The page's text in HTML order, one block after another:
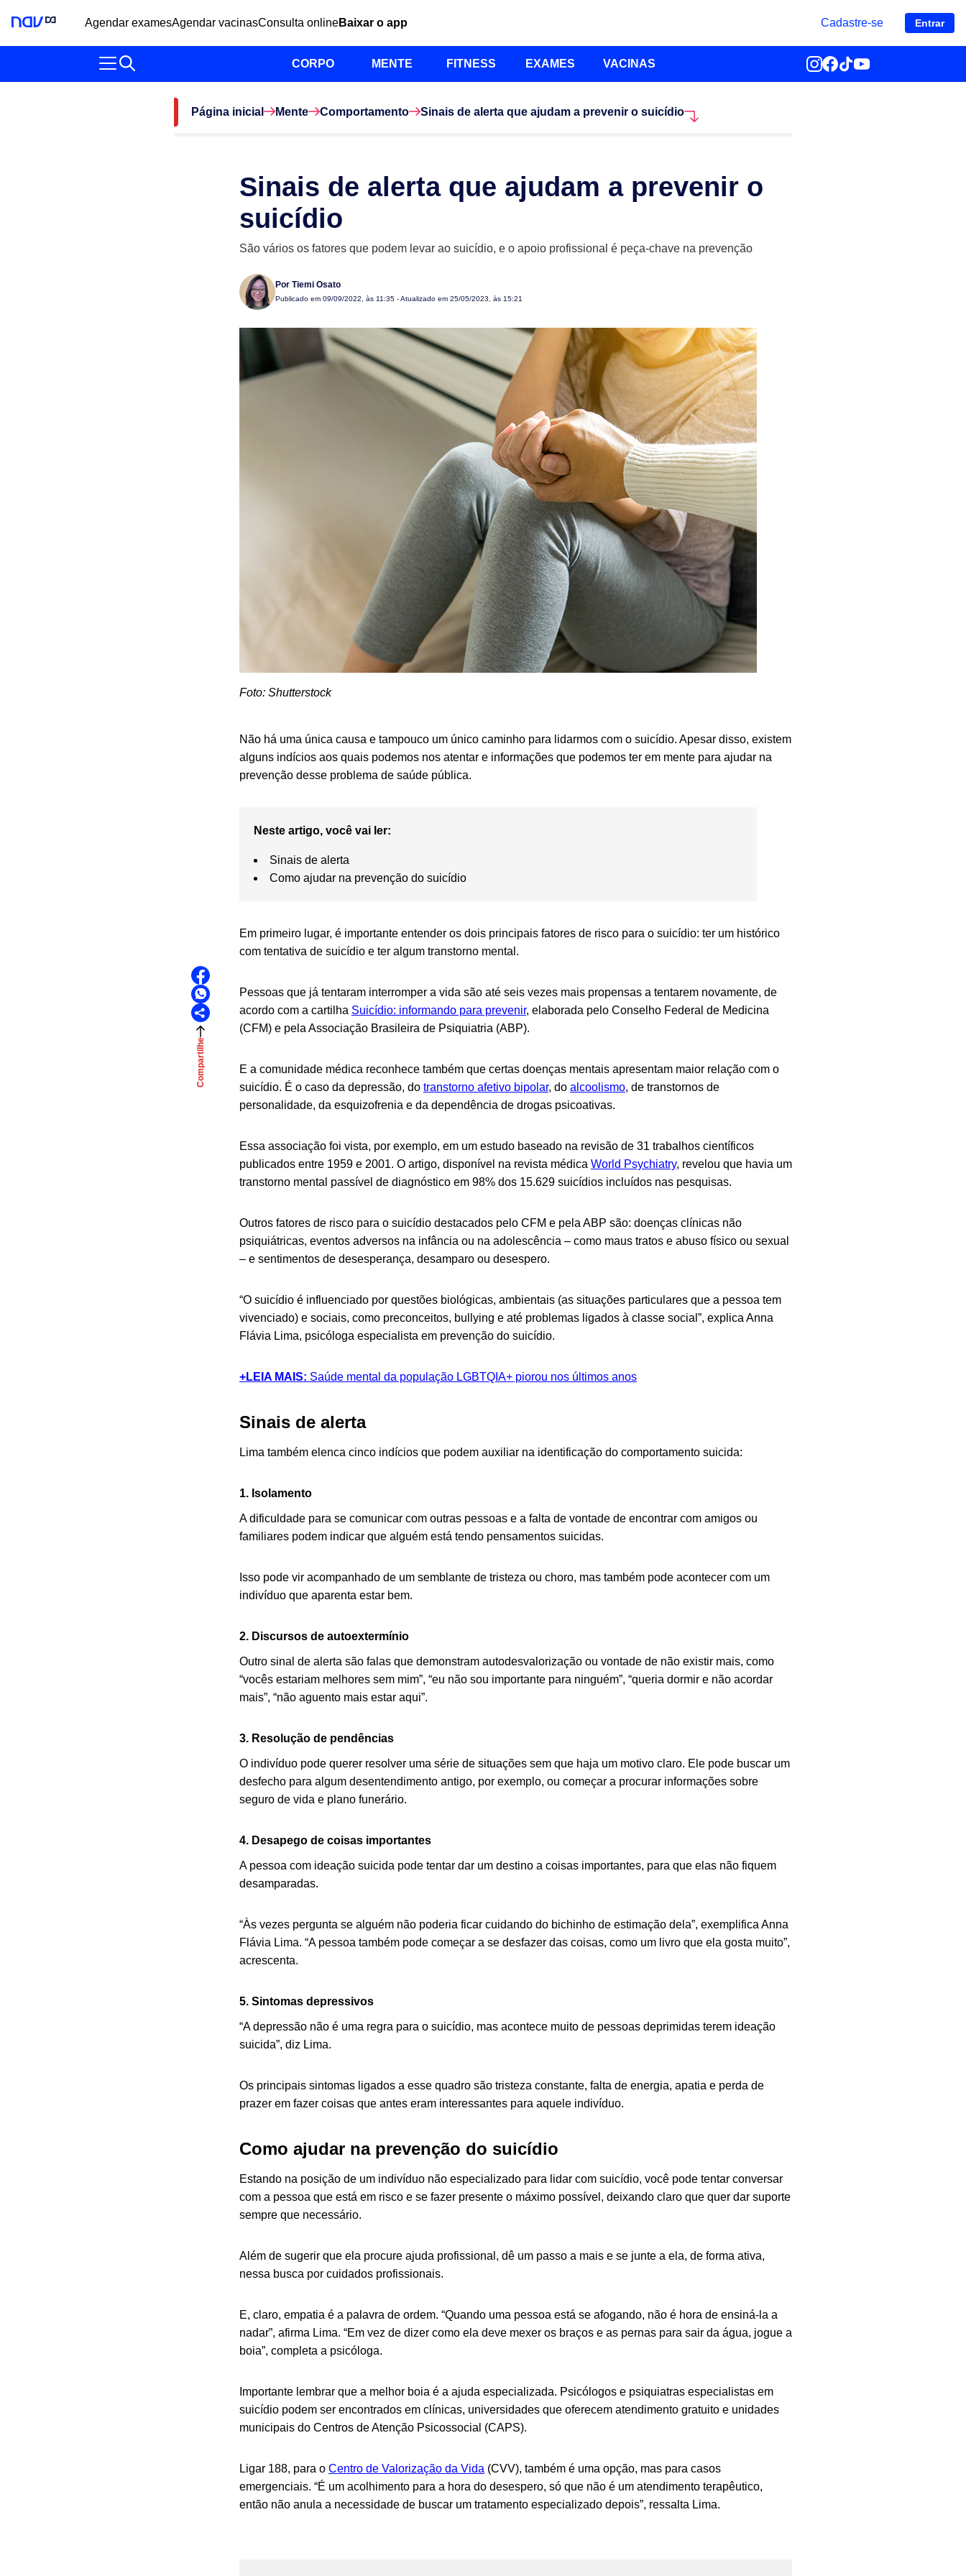
Agendar examesAgendar vacinasConsulta onlineBaixar o app Cadastre-se Entrar
CORPO MENTE FITNESS EXAMES VACINAS
Página inicial Mente Comportamento Sinais de alerta que ajudam a prevenir o suicídio
Compartilhe
Sinais de alerta que ajudam a prevenir o
suicídio
São vários os fatores que podem levar ao suicídio, e o apoio profissional é peça-chave na prevenção
Por Tiemi Osato
Publicado em 09/09/2022, às 11:35 - Atualizado em 25/05/2023, às 15:21
Foto: Shutterstock
Não há uma única causa e tampouco um único caminho para lidarmos com o suicídio. Apesar disso, existem
alguns indícios aos quais podemos nos atentar e informações que podemos ter em mente para ajudar na
prevenção desse problema de saúde pública.
Neste artigo, você vai ler:
Sinais de alerta
Como ajudar na prevenção do suicídio
Em primeiro lugar, é importante entender os dois principais fatores de risco para o suicídio: ter um histórico
com tentativa de suicídio e ter algum transtorno mental.
Pessoas que já tentaram interromper a vida são até seis vezes mais propensas a tentarem novamente, de
acordo com a cartilha Suicídio: informando para prevenir, elaborada pelo Conselho Federal de Medicina
(CFM) e pela Associação Brasileira de Psiquiatria (ABP).
E a comunidade médica reconhece também que certas doenças mentais apresentam maior relação com o
suicídio. É o caso da depressão, do transtorno afetivo bipolar, do alcoolismo, de transtornos de
personalidade, da esquizofrenia e da dependência de drogas psicoativas.
Essa associação foi vista, por exemplo, em um estudo baseado na revisão de 31 trabalhos científicos
publicados entre 1959 e 2001. O artigo, disponível na revista médica World Psychiatry, revelou que havia um
transtorno mental passível de diagnóstico em 98% dos 15.629 suicídios incluídos nas pesquisas.
Outros fatores de risco para o suicídio destacados pelo CFM e pela ABP são: doenças clínicas não
psiquiátricas, eventos adversos na infância ou na adolescência – como maus tratos e abuso físico ou sexual
– e sentimentos de desesperança, desamparo ou desespero.
“O suicídio é influenciado por questões biológicas, ambientais (as situações particulares que a pessoa tem
vivenciado) e sociais, como preconceitos, bullying e até problemas ligados à classe social”, explica Anna
Flávia Lima, psicóloga especialista em prevenção do suicídio.
+LEIA MAIS: Saúde mental da população LGBTQIA+ piorou nos últimos anos
Sinais de alerta
Lima também elenca cinco indícios que podem auxiliar na identificação do comportamento suicida:
1. Isolamento
A dificuldade para se comunicar com outras pessoas e a falta de vontade de encontrar com amigos ou
familiares podem indicar que alguém está tendo pensamentos suicidas.
Isso pode vir acompanhado de um semblante de tristeza ou choro, mas também pode acontecer com um
indivíduo que aparenta estar bem.
2. Discursos de autoextermínio
Outro sinal de alerta são falas que demonstram autodesvalorização ou vontade de não existir mais, como
“vocês estariam melhores sem mim”, “eu não sou importante para ninguém”, “queria dormir e não acordar
mais”, “não aguento mais estar aqui”.
3. Resolução de pendências
O indivíduo pode querer resolver uma série de situações sem que haja um motivo claro. Ele pode buscar um
desfecho para algum desentendimento antigo, por exemplo, ou começar a procurar informações sobre
seguro de vida e plano funerário.
4. Desapego de coisas importantes
A pessoa com ideação suicida pode tentar dar um destino a coisas importantes, para que elas não fiquem
desamparadas.
“Às vezes pergunta se alguém não poderia ficar cuidando do bichinho de estimação dela”, exemplifica Anna
Flávia Lima. “A pessoa também pode começar a se desfazer das coisas, como um livro que ela gosta muito”,
acrescenta.
5. Sintomas depressivos
“A depressão não é uma regra para o suicídio, mas acontece muito de pessoas deprimidas terem ideação
suicida”, diz Lima.
Os principais sintomas ligados a esse quadro são tristeza constante, falta de energia, apatia e perda de
prazer em fazer coisas que antes eram interessantes para aquele indivíduo.
Como ajudar na prevenção do suicídio
Estando na posição de um indivíduo não especializado para lidar com suicídio, você pode tentar conversar
com a pessoa que está em risco e se fazer presente o máximo possível, deixando claro que quer dar suporte
sempre que necessário.
Além de sugerir que ela procure ajuda profissional, dê um passo a mais e se junte a ela, de forma ativa,
nessa busca por cuidados profissionais.
E, claro, empatia é a palavra de ordem. “Quando uma pessoa está se afogando, não é hora de ensiná-la a
nadar”, afirma Lima. “Em vez de dizer como ela deve mexer os braços e as pernas para sair da água, jogue a
boia”, completa a psicóloga.
Importante lembrar que a melhor boia é a ajuda especializada. Psicólogos e psiquiatras especialistas em
suicídio podem ser encontrados em clínicas, universidades que oferecem atendimento gratuito e unidades
municipais do Centros de Atenção Psicossocial (CAPS).
Ligar 188, para o Centro de Valorização da Vida (CVV), também é uma opção, mas para casos
emergenciais. “É um acolhimento para a hora do desespero, só que não é um atendimento terapêutico,
então não anula a necessidade de buscar um tratamento especializado depois”, ressalta Lima.